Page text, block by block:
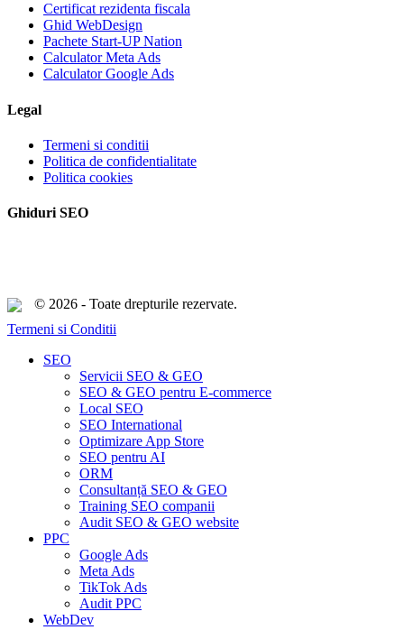
Certificat rezidenta fiscala
Ghid WebDesign
Pachete Start-UP Nation
Calculator Meta Ads
Calculator Google Ads
Legal
Termeni si conditii
Politica de confidentialitate
Politica cookies
Ghiduri SEO
© 2026 - Toate drepturile rezervate.
Termeni si Conditii
Close
SEO
Servicii SEO & GEO
SEO & GEO pentru E-commerce
Local SEO
SEO International
Optimizare App Store
SEO pentru AI
ORM
Consultanță SEO & GEO
Training SEO companii
Audit SEO & GEO website
PPC
Google Ads
Meta Ads
TikTok Ads
Audit PPC
WebDev